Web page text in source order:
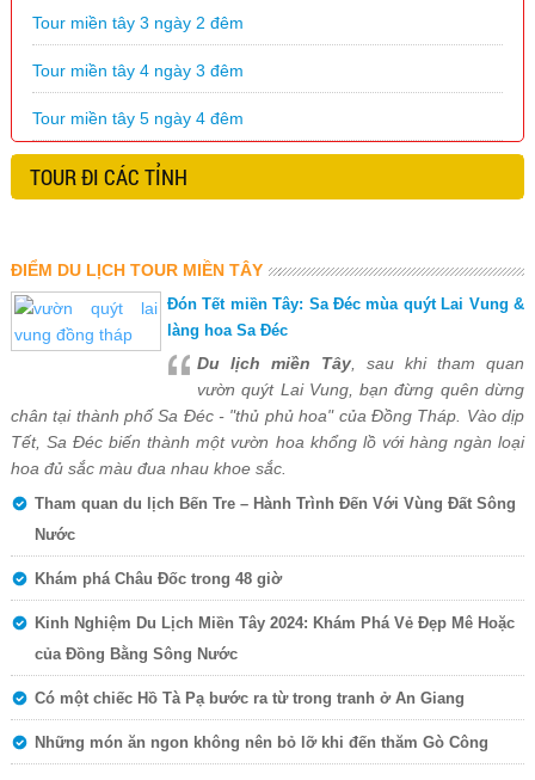
Tour miền tây 3 ngày 2 đêm
Tour miền tây 4 ngày 3 đêm
Tour miền tây 5 ngày 4 đêm
TOUR ĐI CÁC TỈNH
ĐIỂM DU LỊCH TOUR MIỀN TÂY
Đón Tết miền Tây: Sa Đéc mùa quýt Lai Vung &
làng hoa Sa Đéc
Du lịch miền Tây , sau khi tham quan
vườn quýt Lai Vung, bạn đừng quên dừng
chân tại thành phố Sa Đéc - "thủ phủ hoa" của Đồng Tháp. Vào dịp
Tết, Sa Đéc biến thành một vườn hoa khổng lồ với hàng ngàn loại
hoa đủ sắc màu đua nhau khoe sắc.
Tham quan du lịch Bến Tre – Hành Trình Đến Với Vùng Đất Sông
Nước
Khám phá Châu Đốc trong 48 giờ
Kinh Nghiệm Du Lịch Miền Tây 2024: Khám Phá Vẻ Đẹp Mê Hoặc
của Đồng Bằng Sông Nước
Có một chiếc Hồ Tà Pạ bước ra từ trong tranh ở An Giang
Những món ăn ngon không nên bỏ lỡ khi đến thăm Gò Công